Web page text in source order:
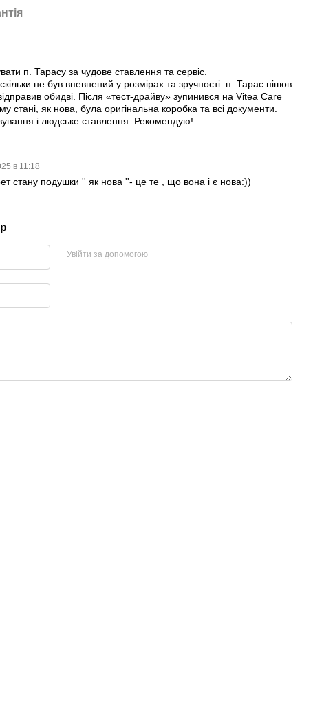
п. Тарасу за чудове ставлення та сервіс.
не був впевнений у розмірах та зручності. п. Тарас пішов
обидві. Після «тест-драйву» зупинився на Vitea Care
стані, як нова, була оригінальна коробка та всі документи.
і людське ставлення. Рекомендую!
в 11:18
стану подушки '' як нова ''- це те , що вона і є нова:))
Увійти за допомогою